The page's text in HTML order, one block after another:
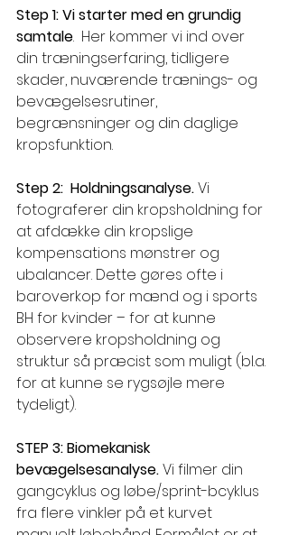
Step 1: Vi starter med en grundig
samtale.  Her kommer vi ind over
din træningserfaring, tidligere
skader, nuværende trænings- og
bevægelsesrutiner,
begrænsninger og din daglige
kropsfunktion.
Step 2:  Holdningsanalyse. Vi
fotograferer din kropsholdning for
at afdække din kropslige
kompensations mønstrer og
ubalancer. Dette gøres ofte i
baroverkop for mænd og i sports
BH for kvinder – for at kunne
observere kropsholdning og
struktur så præcist som muligt (bl.a.
for at kunne se rygsøjle mere
tydeligt).
STEP 3: Biomekanisk
bevægelsesanalyse. Vi filmer din
gangcyklus og løbe/sprint-bcyklus
fra flere vinkler på et kurvet